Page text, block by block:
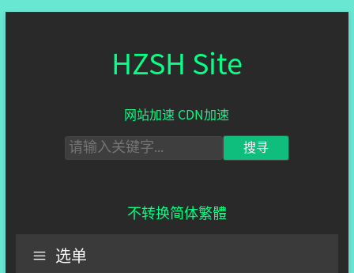
HZSH Site
网站加速 CDN加速
不转换简体繁體
选单